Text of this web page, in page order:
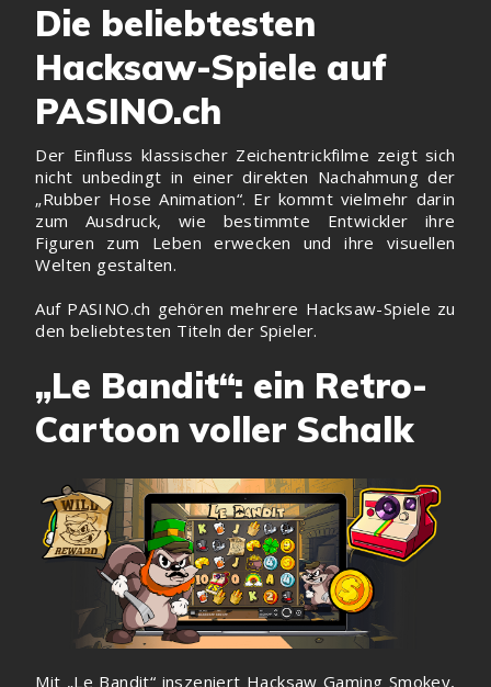
Die beliebtesten
Hacksaw-Spiele auf
PASINO.ch
Der Einfluss klassischer Zeichentrickfilme zeigt sich
nicht unbedingt in einer direkten Nachahmung der
„Rubber Hose Animation“. Er kommt vielmehr darin
zum Ausdruck, wie bestimmte Entwickler ihre
Figuren zum Leben erwecken und ihre visuellen
Welten gestalten.
Auf PASINO.ch gehören mehrere Hacksaw-Spiele zu
den beliebtesten Titeln der Spieler.
„Le Bandit“: ein Retro-
Cartoon voller Schalk
Mit „Le Bandit“ inszeniert Hacksaw Gaming Smokey,